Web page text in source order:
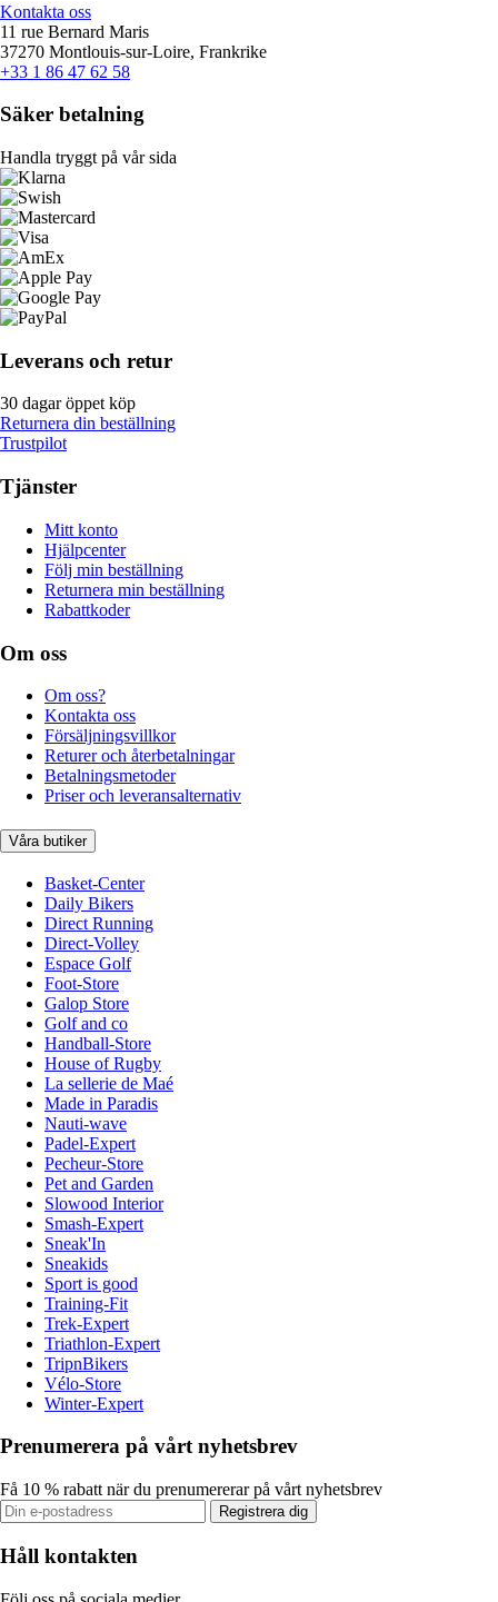
Kontakta oss
11 rue Bernard Maris
37270 Montlouis-sur-Loire, Frankrike
+33 1 86 47 62 58
Säker betalning
Handla tryggt på vår sida
Leverans och retur
30 dagar öppet köp
Returnera din beställning
Trustpilot
Tjänster
Mitt konto
Hjälpcenter
Följ min beställning
Returnera min beställning
Rabattkoder
Om oss
Om oss?
Kontakta oss
Försäljningsvillkor
Returer och återbetalningar
Betalningsmetoder
Priser och leveransalternativ
Våra butiker
Basket-Center
Daily Bikers
Direct Running
Direct-Volley
Espace Golf
Foot-Store
Galop Store
Golf and co
Handball-Store
House of Rugby
La sellerie de Maé
Made in Paradis
Nauti-wave
Padel-Expert
Pecheur-Store
Pet and Garden
Slowood Interior
Smash-Expert
Sneak'In
Sneakids
Sport is good
Training-Fit
Trek-Expert
Triathlon-Expert
TripnBikers
Vélo-Store
Winter-Expert
Prenumerera på vårt nyhetsbrev
Få 10 % rabatt när du prenumererar på vårt nyhetsbrev
Registrera dig
Håll kontakten